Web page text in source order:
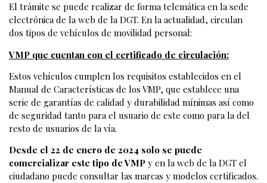
El trámite se puede realizar de forma telemática en la sede
electrónica de la web de la DGT. En la actualidad, circulan
dos tipos de vehículos de movilidad personal:
VMP que cuentan con el certificado de circulación:
Estos vehículos cumplen los requisitos establecidos en el
Manual de Características de los VMP, que establece una
serie de garantías de calidad y durabilidad mínimas así como
de seguridad tanto para el usuario de este como para la del
resto de usuarios de la vía.
Desde el 22 de enero de 2024 solo se puede
comercializar este tipo de VMP y en la web de la DGT el
ciudadano puede consultar las marcas y modelos certificados.